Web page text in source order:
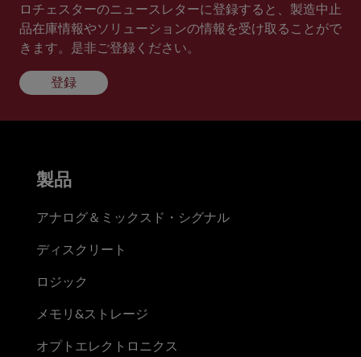
ロチェスターのニュースレターに登録すると、製造中止
品在庫情報やソリューションの情報を受け取ることがで
きます。是非ご登録ください。
登録
製品
アナログ＆ミックスド・シグナル
ディスクリート
ロジック
メモリ&ストレージ
オプトエレクトロニクス